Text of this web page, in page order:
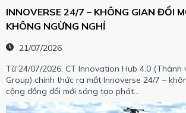
INNOVERSE 24/7 – KHÔNG GIAN ĐỔI
KHÔNG NGỪNG NGHỈ
21/07/2026
Từ 24/07/2026, CT Innovation Hub 4.0 (Thành
Group) chính thức ra mắt Innoverse 24/7 –
cộng đồng đổi mới sáng tạo phát…